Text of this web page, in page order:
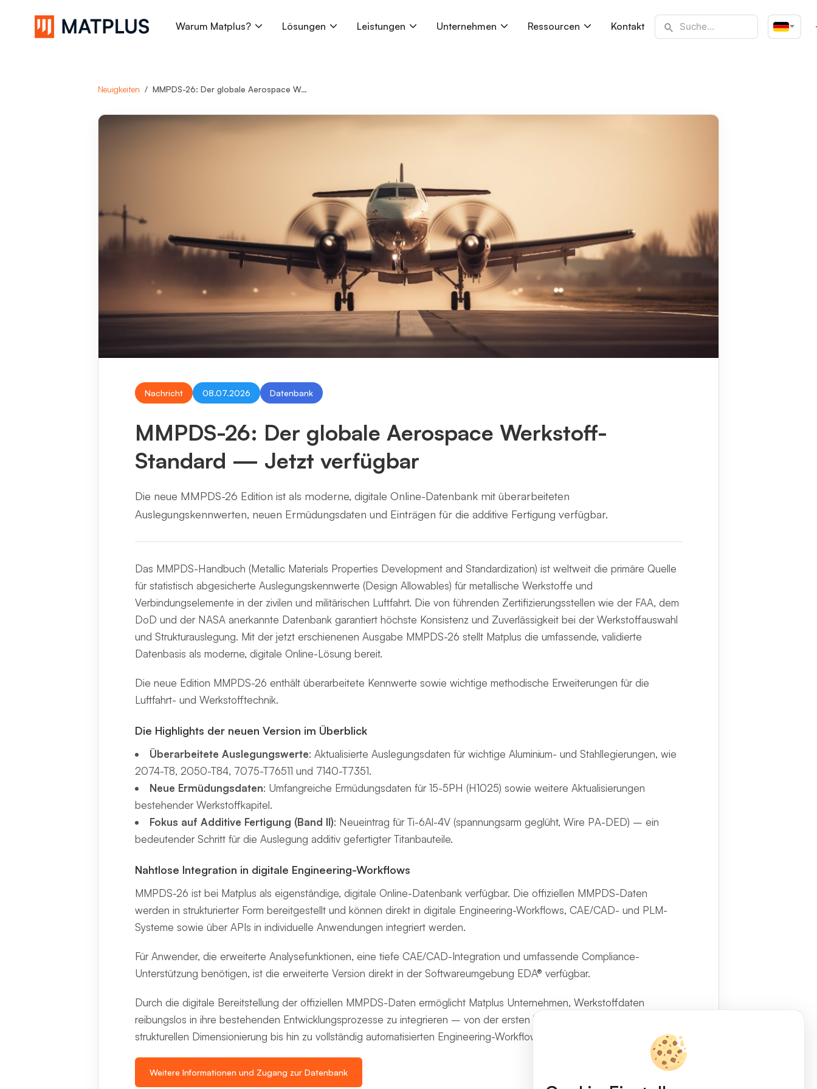
Warum Matplus? Lösungen Leistungen Unternehmen Ressourcen Kontakt Deutsch
Neuigkeiten MMPDS-26: Der globale Aerospace Werkstoff-Standard — Jetzt verfügbar
Nachricht 08.07.2026 Datenbank
MMPDS-26: Der globale Aerospace Werkstoff-
Standard — Jetzt verfügbar
Die neue MMPDS-26 Edition ist als moderne, digitale Online-Datenbank mit überarbeiteten
Auslegungskennwerten, neuen Ermüdungsdaten und Einträgen für die additive Fertigung verfügbar.
Das MMPDS-Handbuch (Metallic Materials Properties Development and Standardization) ist weltweit die primäre Quelle
für statistisch abgesicherte Auslegungskennwerte (Design Allowables) für metallische Werkstoffe und
Verbindungselemente in der zivilen und militärischen Luftfahrt. Die von führenden Zertifizierungsstellen wie der FAA, dem
DoD und der NASA anerkannte Datenbank garantiert höchste Konsistenz und Zuverlässigkeit bei der Werkstoffauswahl
und Strukturauslegung. Mit der jetzt erschienenen Ausgabe MMPDS-26 stellt Matplus die umfassende, validierte
Datenbasis als moderne, digitale Online-Lösung bereit.
Die neue Edition MMPDS-26 enthält überarbeitete Kennwerte sowie wichtige methodische Erweiterungen für die
Luftfahrt- und Werkstofftechnik.
Die Highlights der neuen Version im Überblick
Überarbeitete Auslegungswerte: Aktualisierte Auslegungsdaten für wichtige Aluminium- und Stahllegierungen, wie
2074-T8, 2050-T84, 7075-T76511 und 7140-T7351.
Neue Ermüdungsdaten: Umfangreiche Ermüdungsdaten für 15-5PH (H1025) sowie weitere Aktualisierungen
bestehender Werkstoffkapitel.
Fokus auf Additive Fertigung (Band II): Neueintrag für Ti-6Al-4V (spannungsarm geglüht, Wire PA-DED) – ein
bedeutender Schritt für die Auslegung additiv gefertigter Titanbauteile.
Nahtlose Integration in digitale Engineering-Workflows
MMPDS-26 ist bei Matplus als eigenständige, digitale Online-Datenbank verfügbar. Die offiziellen MMPDS-Daten
werden in strukturierter Form bereitgestellt und können direkt in digitale Engineering-Workflows, CAE/CAD- und PLM-
Systeme sowie über APIs in individuelle Anwendungen integriert werden.
Für Anwender, die erweiterte Analysefunktionen, eine tiefe CAE/CAD-Integration und umfassende Compliance-
Unterstützung benötigen, ist die erweiterte Version direkt in der Softwareumgebung EDA® verfügbar.
Durch die digitale Bereitstellung der offiziellen MMPDS-Daten ermöglicht Matplus Unternehmen, Werkstoffdaten
reibungslos in ihre bestehenden Entwicklungsprozesse zu integrieren – von der ersten Werkstoffauswahl und der
strukturellen Dimensionierung bis hin zu vollständig automatisierten Engineering-Workflows.
Weitere Informationen und Zugang zur Datenbank